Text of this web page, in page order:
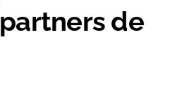
partners de